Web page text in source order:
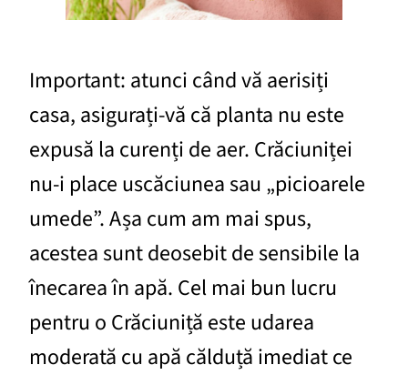
Important: atunci când vă aerisiți
casa, asigurați-vă că planta nu este
expusă la curenți de aer. Crăciuniței
nu-i place uscăciunea sau „picioarele
umede”. Așa cum am mai spus,
acestea sunt deosebit de sensibile la
înecarea în apă. Cel mai bun lucru
pentru o Crăciuniță este udarea
moderată cu apă călduță imediat ce